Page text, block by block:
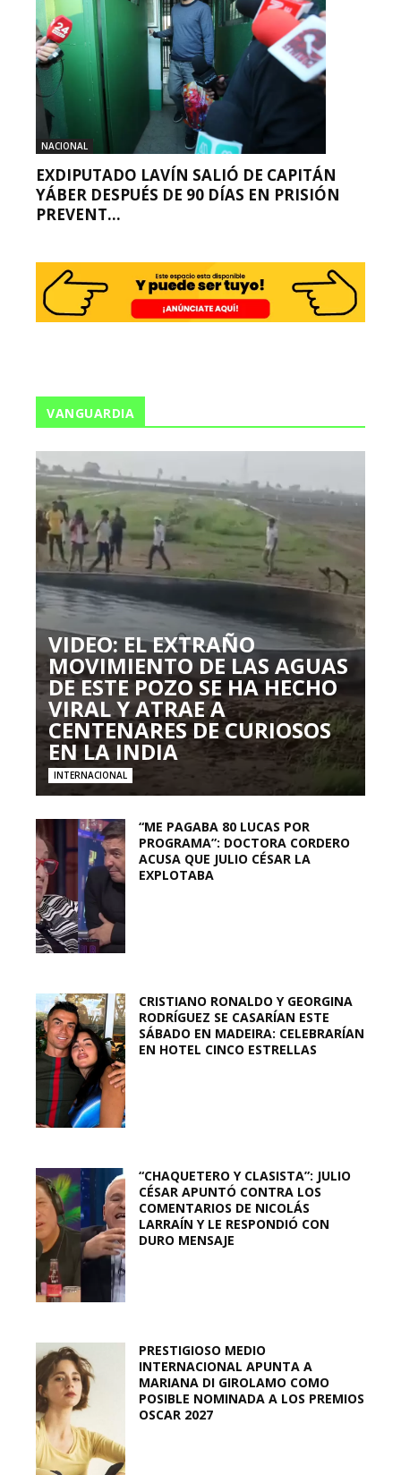
NACIONAL
EXDIPUTADO LAVÍN SALIÓ DE CAPITÁN
YÁBER DESPUÉS DE 90 DÍAS EN PRISIÓN
PREVENT...
VANGUARDIA
VIDEO: EL EXTRAÑO
MOVIMIENTO DE LAS AGUAS
DE ESTE POZO SE HA HECHO
VIRAL Y ATRAE A
CENTENARES DE CURIOSOS
EN LA INDIA
INTERNACIONAL
“ME PAGABA 80 LUCAS POR
PROGRAMA”: DOCTORA CORDERO
ACUSA QUE JULIO CÉSAR LA
EXPLOTABA
CRISTIANO RONALDO Y GEORGINA
RODRÍGUEZ SE CASARÍAN ESTE
SÁBADO EN MADEIRA: CELEBRARÍAN
EN HOTEL CINCO ESTRELLAS
“CHAQUETERO Y CLASISTA”: JULIO
CÉSAR APUNTÓ CONTRA LOS
COMENTARIOS DE NICOLÁS
LARRAÍN Y LE RESPONDIÓ CON
DURO MENSAJE
PRESTIGIOSO MEDIO
INTERNACIONAL APUNTA A
MARIANA DI GIROLAMO COMO
POSIBLE NOMINADA A LOS PREMIOS
OSCAR 2027